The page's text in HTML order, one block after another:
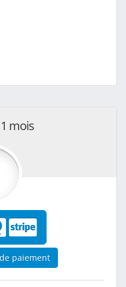
mois
paiement